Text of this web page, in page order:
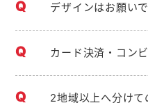
デザインはお願い
カード決済・コン
2地域以上へ分け